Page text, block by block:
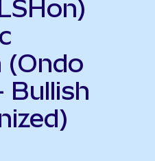
(Ondo
Bullish